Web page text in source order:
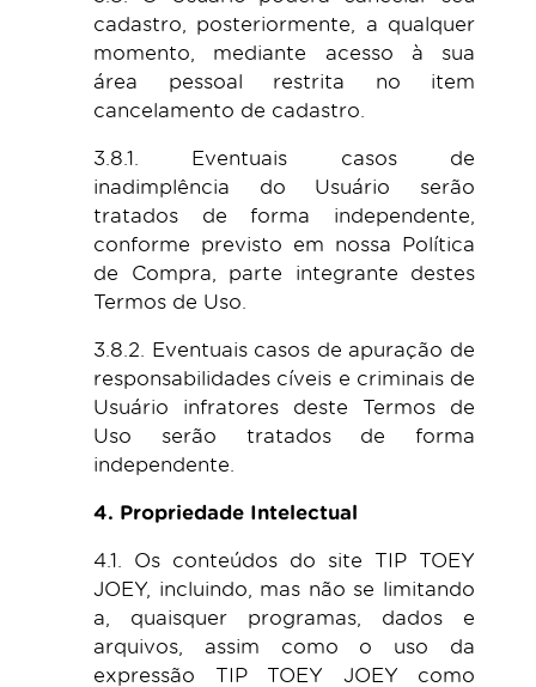
cadastro, posteriormente, a qualquer
momento, mediante acesso à sua
área pessoal restrita no item
cancelamento de cadastro.
3.8.1. Eventuais casos de
inadimplência do Usuário serão
tratados de forma independente,
conforme previsto em nossa Política
de Compra, parte integrante destes
Termos de Uso.
3.8.2. Eventuais casos de apuração de
responsabilidades cíveis e criminais de
Usuário infratores deste Termos de
Uso serão tratados de forma
independente.
4. Propriedade Intelectual
4.1. Os conteúdos do site TIP TOEY
JOEY, incluindo, mas não se limitando
a, quaisquer programas, dados e
arquivos, assim como o uso da
expressão TIP TOEY JOEY como